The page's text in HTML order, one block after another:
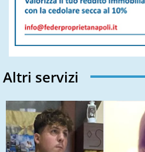
Altri servizi